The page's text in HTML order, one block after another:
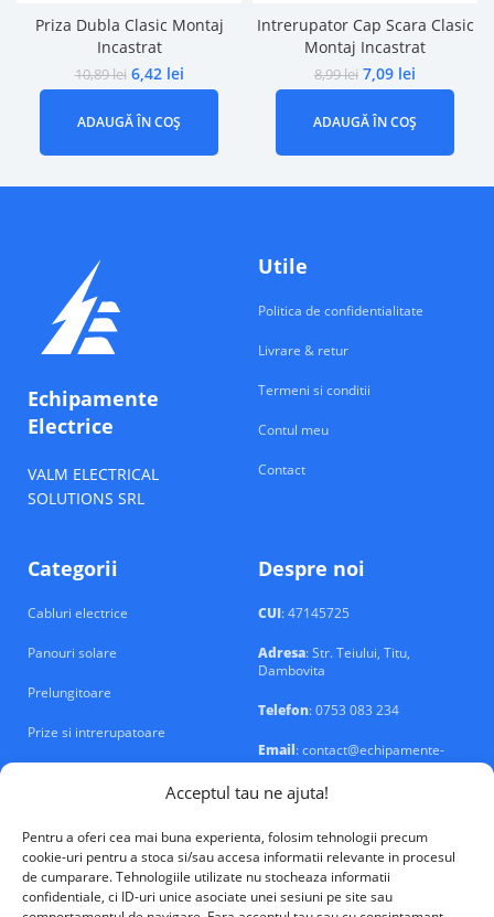
Acceptul tau ne ajuta!
Pentru a oferi cea mai buna experienta, folosim tehnologii precum
cookie-uri pentru a stoca si/sau accesa informatii relevante in procesul
de cumparare. Tehnologiile utilizate nu stocheaza informatii
confidentiale, ci ID-uri unice asociate unei sesiuni pe site sau
Priza Dubla Clasic Montaj
Incastrat
10,89lei 6,42 lei
ADAUGĂ ÎN COȘ
Intrerupator Cap Scara Clasic
Montaj Incastrat
8,99lei 7,09 lei
ADAUGĂ ÎN COȘ
Echipamente
Electrice
VALM ELECTRICAL
SOLUTIONS SRL
Utile
Politica de confidentialitate
Livrare & retur
Termeni si conditii
Contul meu
Contact
Categorii
Cabluri electrice
Panouri solare
Prelungitoare
Prize si intrerupatoare
Despre noi
CUI: 47145725
Adresa: Str. Teiului, Titu,
Dambovita
Telefon: 0753 083 234
Email: contact@echipamente-
electrice.ro
VALM Electrical Solutions © 2026